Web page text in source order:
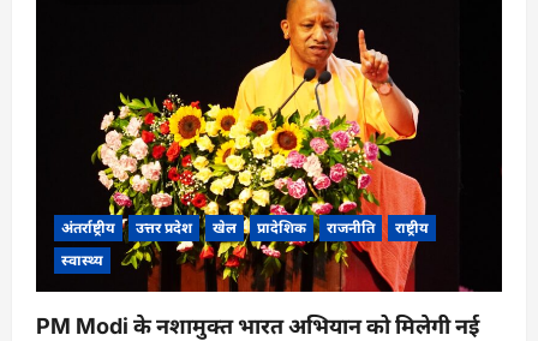
अंतर्राष्ट्रीय उत्तर प्रदेश खेल प्रादेशिक राजनीति
राष्ट्रीय
स्वास्थ्य
PM Modi के नशामुक्त भारत अभियान को मिलेगी नई